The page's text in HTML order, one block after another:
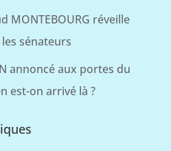
MONTEBOURG réveille
sénateurs
annoncé aux portes du
est-on arrivé là ?